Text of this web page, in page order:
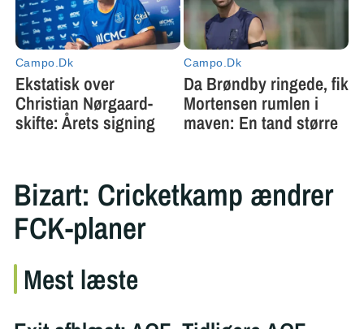
Bizart: Cricketkamp ændrer
FCK-planer
Mest læste